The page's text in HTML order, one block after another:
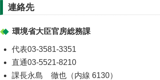
連絡先
環境省大臣官房総務課
代表03-3581-3351
直通03-5521-8210
課長永島 徹也（内線 6130）